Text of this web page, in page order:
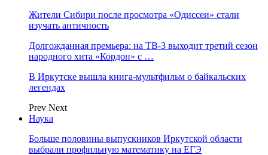
Жители Сибири после просмотра «Одиссеи» стали
изучать античность
Долгожданная премьера: на ТВ-3 выходит третий сезон
народного хита «Кордон» с …
В Иркутске вышла книга-мультфильм о байкальских
легендах
Prev Next
Наука
Больше половины выпускников Иркутской области
выбрали профильную математику на ЕГЭ